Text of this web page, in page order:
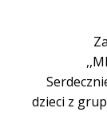
dzieci z